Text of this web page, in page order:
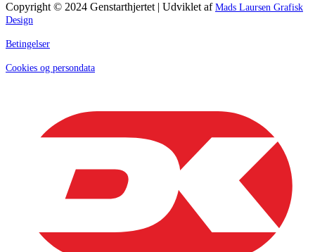
Copyright © 2024 Genstarthjertet | Udviklet af Mads Laursen Grafisk
Design
Betingelser
Cookies og persondata